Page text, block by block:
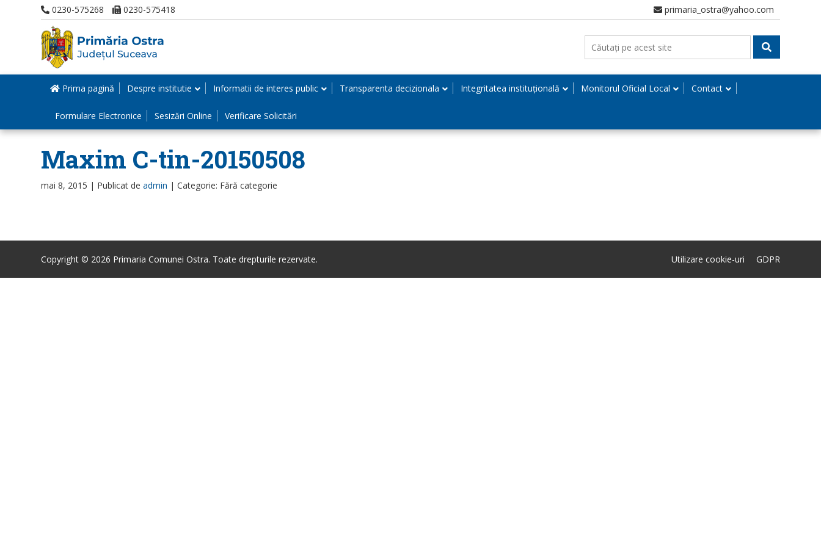
0230-575268 0230-575418 primaria_ostra@yahoo.com
Prima pagină Despre institutie Informatii de interes public Transparenta decizionala Integritatea instituțională Monitorul Oficial Local Contact
Formulare Electronice Sesizări Online Verificare Solicitări
Maxim C-tin-20150508
mai 8, 2015 | Publicat de admin | Categorie: Fără categorie
Copyright © 2026 Primaria Comunei Ostra. Toate drepturile rezervate. Utilizare cookie-uri GDPR